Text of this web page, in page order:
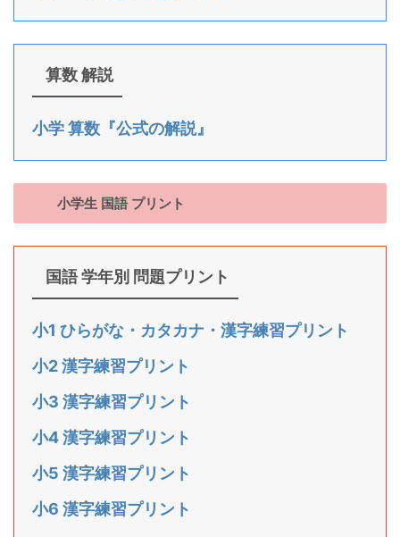
算数 解説
小学 算数『公式の解説』
小学生 国語 プリント
国語 学年別 問題プリント
小1 ひらがな・カタカナ・漢字練習プリント
小2 漢字練習プリント
小3 漢字練習プリント
小4 漢字練習プリント
小5 漢字練習プリント
小6 漢字練習プリント